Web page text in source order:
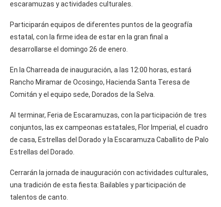
escaramuzas y actividades culturales.
Participarán equipos de diferentes puntos de la geografía
estatal, con la firme idea de estar en la gran final a
desarrollarse el domingo 26 de enero.
En la Charreada de inauguración, a las 12:00 horas, estará
Rancho Miramar de Ocosingo, Hacienda Santa Teresa de
Comitán y el equipo sede, Dorados de la Selva.
Al terminar, Feria de Escaramuzas, con la participación de tres
conjuntos, las ex campeonas estatales, Flor Imperial, el cuadro
de casa, Estrellas del Dorado y la Escaramuza Caballito de Palo
Estrellas del Dorado.
Cerrarán la jornada de inauguración con actividades culturales,
una tradición de esta fiesta: Bailables y participación de
talentos de canto.